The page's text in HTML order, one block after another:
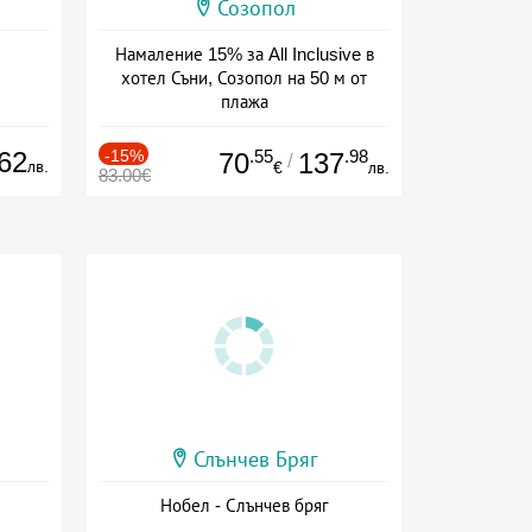
лв.
Созопол
Намаление 15% за All Inclusive в
хотел Съни, Созопол на 50 м от
плажа
-15%
83.00€ 70.55
€ / 137.98
лв.
Слънчев Бряг
Нобел - Слънчев бряг